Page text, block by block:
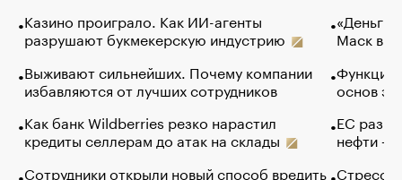
Казино проиграло. Как ИИ-агенты
разрушают букмекерскую индустрию
Выживают сильнейших. Почему компании
избавляются от лучших сотрудников
Как банк Wildberries резко нарастил
кредиты селлерам до атак на склады
Сотрудники открыли новый способ вредить
«Деньги
Маск в
Функции
основ
ЕС
нефти —
Стресс